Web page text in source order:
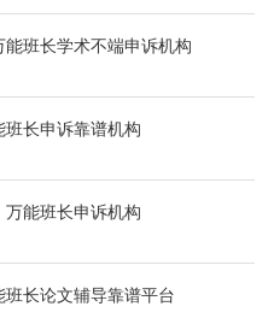
班长学术不端申诉机构
长申诉靠谱机构
能班长申诉机构
长论文辅导靠谱平台